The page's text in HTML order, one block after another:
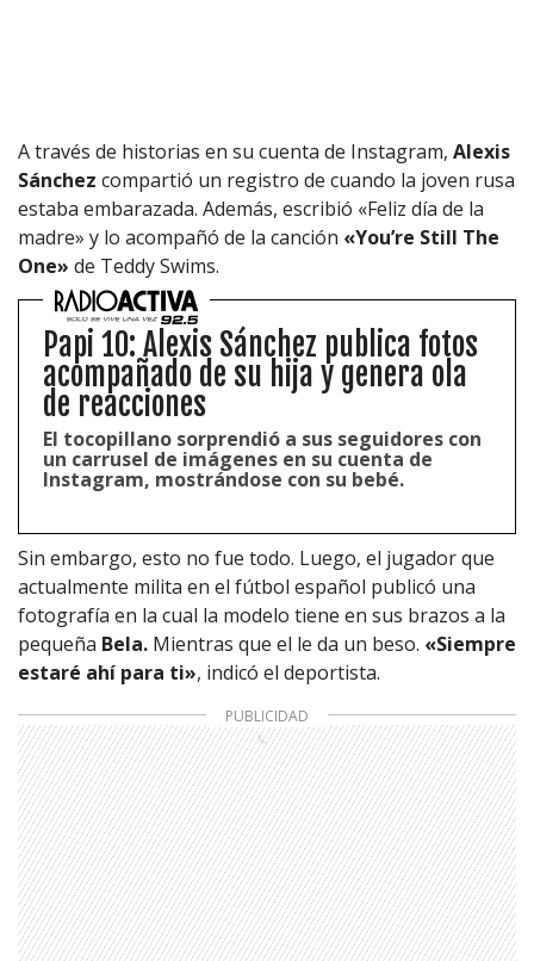
A través de historias en su cuenta de Instagram, Alexis
Sánchez compartió un registro de cuando la joven rusa
estaba embarazada. Además, escribió «Feliz día de la
madre» y lo acompañó de la canción «You’re Still The
One» de Teddy Swims.
Papi 10: Alexis Sánchez publica fotos
acompañado de su hija y genera ola
de reacciones
El tocopillano sorprendió a sus seguidores con
un carrusel de imágenes en su cuenta de
Instagram, mostrándose con su bebé.
Sin embargo, esto no fue todo. Luego, el jugador que
actualmente milita en el fútbol español publicó una
fotografía en la cual la modelo tiene en sus brazos a la
pequeña Bela. Mientras que el le da un beso. «Siempre
estaré ahí para ti», indicó el deportista.